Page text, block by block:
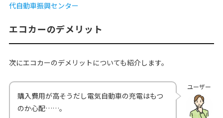
代自動車振興センター
エコカーのデメリット
次にエコカーのデメリットについても紹介します。
ユーザー
購入費用が高そうだし電気自動車の充電はもつ
のか心配……。